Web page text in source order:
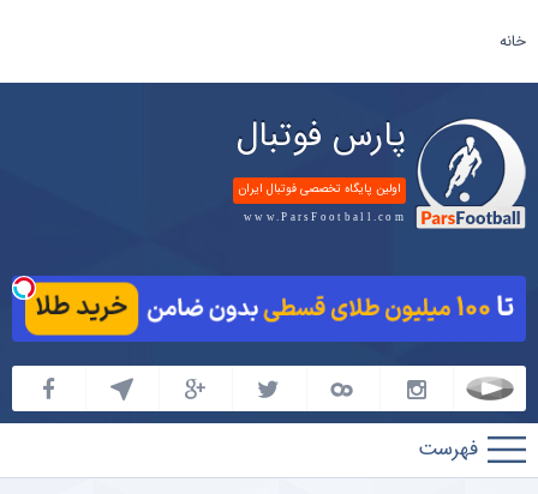
خانه
پارس فوتبال
اولین پایگاه تخصصی فوتبال ایران
www.ParsFootball.com
پارس
فوتبال